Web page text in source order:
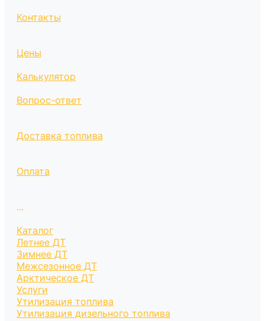
Контакты
Цены
Калькулятор
Вопрос-ответ
Доставка топлива
Оплата
...
Каталог
Летнее ДТ
Зимнее ДТ
Межсезонное ДТ
Арктическое ДТ
Услуги
Утилизация топлива
Утилизация дизельного топлива